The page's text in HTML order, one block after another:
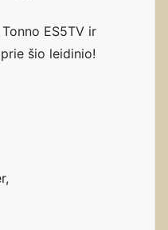
ES5TV ir
šio leidinio!